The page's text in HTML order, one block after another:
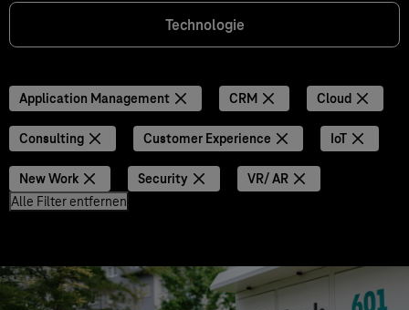
Technologie
Application Management CRM Cloud
Consulting Customer Experience IoT
New Work Security
VR/ AR
Alle Filter entfernen